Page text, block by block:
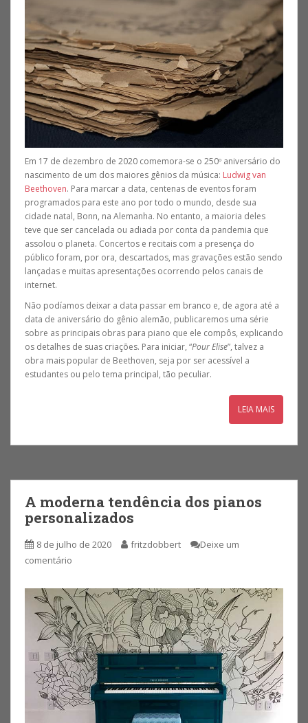
Em 17 de dezembro de 2020 comemora-se o 250º aniversário do
nascimento de um dos maiores gênios da música: Ludwig van
Beethoven. Para marcar a data, centenas de eventos foram
programados para este ano por todo o mundo, desde sua
cidade natal, Bonn, na Alemanha. No entanto, a maioria deles
teve que ser cancelada ou adiada por conta da pandemia que
assolou o planeta. Concertos e recitais com a presença do
público foram, por ora, descartados, mas gravações estão sendo
lançadas e muitas apresentações ocorrendo pelos canais de
internet.
Não podíamos deixar a data passar em branco e, de agora até a
data de aniversário do gênio alemão, publicaremos uma série
sobre as principais obras para piano que ele compôs, explicando
os detalhes de suas criações. Para iniciar, “Pour Elise”, talvez a
obra mais popular de Beethoven, seja por ser acessível a
estudantes ou pelo tema principal, tão peculiar.
LEIA MAIS
A moderna tendência dos pianos
personalizados
8 de julho de 2020 fritzdobbert
Deixe um
comentário